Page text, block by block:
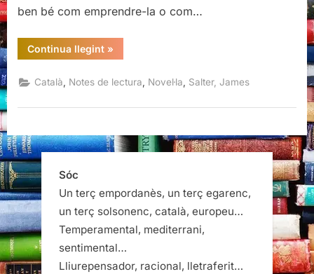
ben bé com emprendre-la o com…
Continua llegint“Anys
llum,
Salter”
»
Català Notes de lectura Novel·la Salter, James
Sóc
Un terç empordanès, un terç egarenc,
un terç solsonenc, català, europeu…
Temperamental, mediterrani,
sentimental…
Lliurepensador, racional, lletraferit…